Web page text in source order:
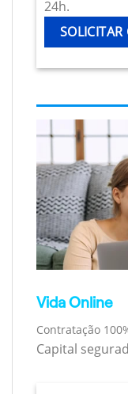
24h.
SOLICITAR
Vida Online
Contratação
Capital